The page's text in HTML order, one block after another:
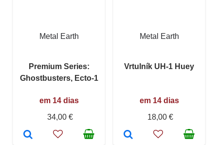
Metal Earth
Premium Series:
Ghostbusters, Ecto-1
em 14 dias
34,00 €
Metal Earth
Vrtulník UH-1 Huey
em 14 dias
18,00 €